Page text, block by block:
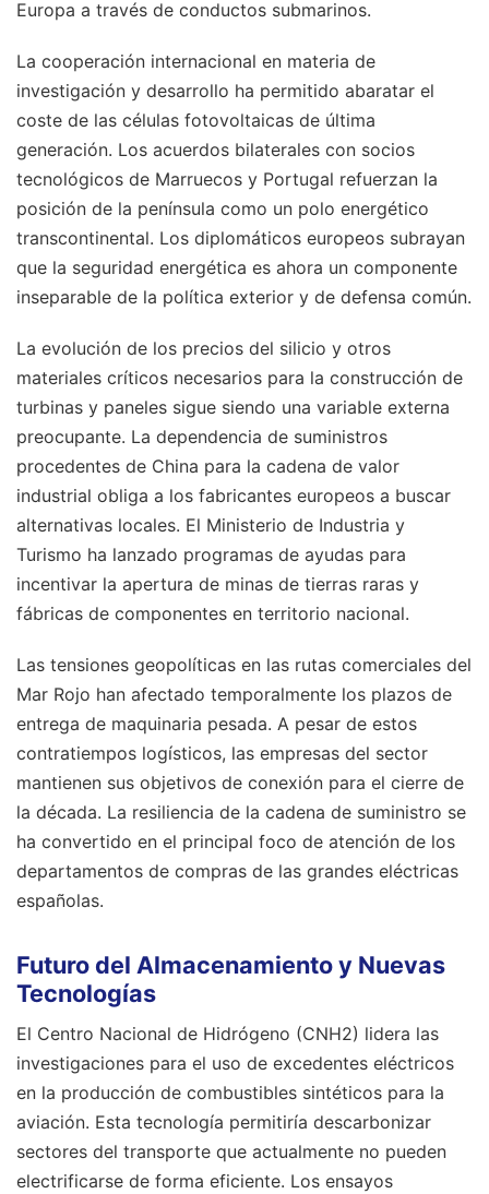
Europa a través de conductos submarinos.
La cooperación internacional en materia de
investigación y desarrollo ha permitido abaratar el
coste de las células fotovoltaicas de última
generación. Los acuerdos bilaterales con socios
tecnológicos de Marruecos y Portugal refuerzan la
posición de la península como un polo energético
transcontinental. Los diplomáticos europeos subrayan
que la seguridad energética es ahora un componente
inseparable de la política exterior y de defensa común.
La evolución de los precios del silicio y otros
materiales críticos necesarios para la construcción de
turbinas y paneles sigue siendo una variable externa
preocupante. La dependencia de suministros
procedentes de China para la cadena de valor
industrial obliga a los fabricantes europeos a buscar
alternativas locales. El Ministerio de Industria y
Turismo ha lanzado programas de ayudas para
incentivar la apertura de minas de tierras raras y
fábricas de componentes en territorio nacional.
Las tensiones geopolíticas en las rutas comerciales del
Mar Rojo han afectado temporalmente los plazos de
entrega de maquinaria pesada. A pesar de estos
contratiempos logísticos, las empresas del sector
mantienen sus objetivos de conexión para el cierre de
la década. La resiliencia de la cadena de suministro se
ha convertido en el principal foco de atención de los
departamentos de compras de las grandes eléctricas
españolas.
Futuro del Almacenamiento y Nuevas
Tecnologías
El Centro Nacional de Hidrógeno (CNH2) lidera las
investigaciones para el uso de excedentes eléctricos
en la producción de combustibles sintéticos para la
aviación. Esta tecnología permitiría descarbonizar
sectores del transporte que actualmente no pueden
electrificarse de forma eficiente. Los ensayos